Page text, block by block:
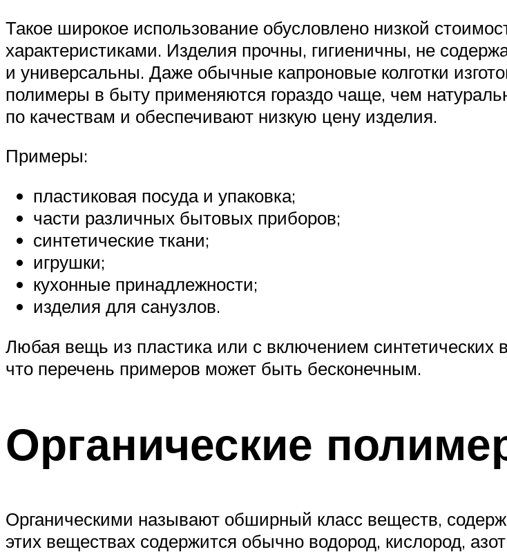
Такое широкое использование обусловлено низкой
характеристиками. Изделия прочны, гигиеничны, не
и универсальны. Даже обычные капроновые колготки
полимеры в быту применяются гораздо чаще, чем
по качествам и обеспечивают низкую цену изделия.
Примеры:
пластиковая посуда и упаковка;
части различных бытовых приборов;
синтетические ткани;
игрушки;
кухонные принадлежности;
изделия для санузлов.
Любая вещь из пластика или с включением синтетических
что перечень примеров может быть бесконечным.
Органические
Органическими называют обширный класс веществ,
этих вещест­вах содержится обычно водород, кислород,